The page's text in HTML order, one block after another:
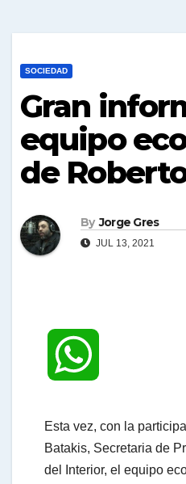
SOCIEDAD
Gran
equipo
de
By Jorge Gres
JUL 13, 2021
Esta vez, con la
Batakis, Secretaria de
del Interior, el equipo